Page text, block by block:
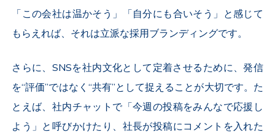
「この会社は温かそう」「自分にも合いそう」と感じて
もらえれば、それは立派な採用ブランディングです。
さらに、 SNSを社内文化として定着させるために、発信
を“評価”ではなく“共有”として捉えることが大切です。た
とえば、社内チャットで「今週の投稿をみんなで応援し
よう」と呼びかけたり、社長が投稿にコメントを入れた